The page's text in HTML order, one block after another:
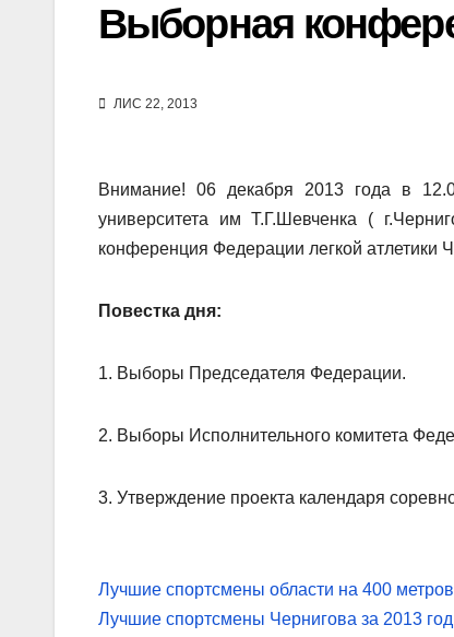
Выборная
ЛИС 22, 2013
Внимание! 06 декабря 2013 года в
университета им Т.Г.Шевченка (
конференция Федерации легкой атлетики
Повестка дня:
1. Выборы Председателя Федерации.
2. Выборы Исполнительного комитета
3. Утверждение проекта календаря
Навігація
записів
Лучшие спортсмены области на 400 метров
Лучшие спортсмены Чернигова за 2013 год